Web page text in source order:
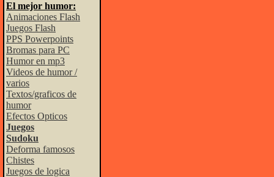
El mejor humor:
Animaciones Flash
Juegos Flash
PPS Powerpoints
Bromas para PC
Humor en mp3
Videos de humor /
varios
Textos/graficos de
humor
Efectos Opticos
Juegos
Sudoku
Deforma famosos
Chistes
Juegos de logica